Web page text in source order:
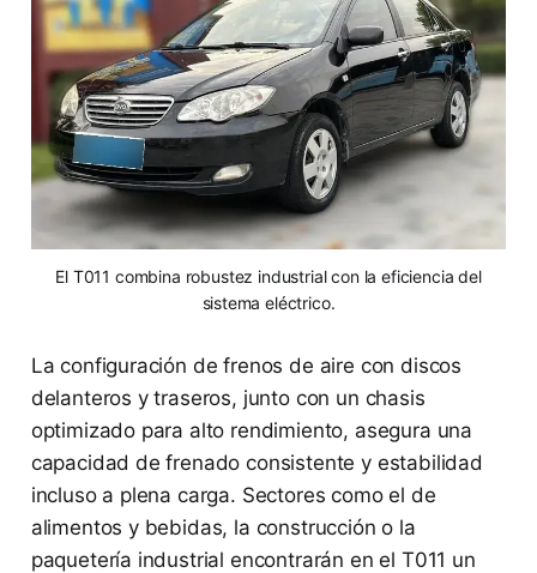
El T011 combina robustez industrial con la eficiencia del
sistema eléctrico.
La configuración de frenos de aire con discos
delanteros y traseros, junto con un chasis
optimizado para alto rendimiento, asegura una
capacidad de frenado consistente y estabilidad
incluso a plena carga. Sectores como el de
alimentos y bebidas, la construcción o la
paquetería industrial encontrarán en el T011 un